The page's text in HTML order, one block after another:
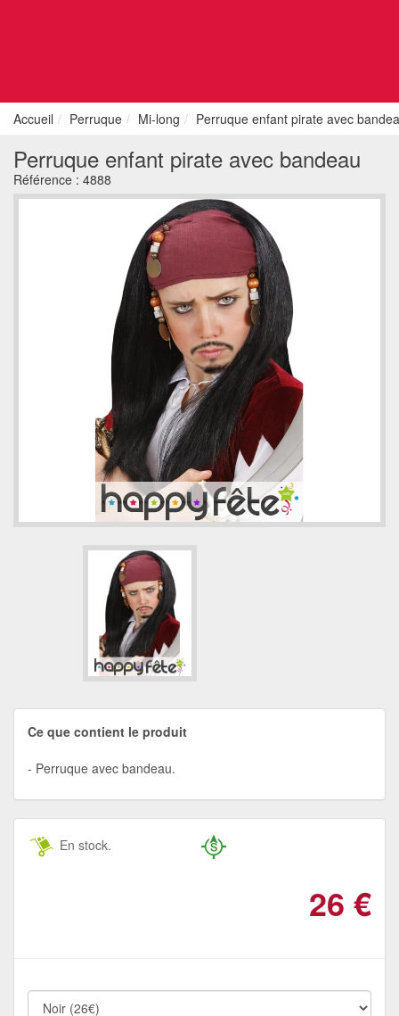
Accueil Perruque Mi-long Perruque enfant pirate avec
Perruque enfant pirate avec bandeau
Référence : 4888
Ce que contient le produit
Perruque avec bandeau.
En stock.
26 €